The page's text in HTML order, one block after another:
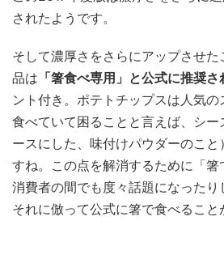
されたようです。
そして濃厚さをさらにアップさせ
品は 「箸食べ専用」と公式に推奨さ
ント付き。ポテトチップスは人気の
食べていて困ることと言えば、シ
ースにした、味付けパウダーのこ
すね。この点を解消するために「
消費者の間でも度々話題になった
それに倣って公式に箸で食べること